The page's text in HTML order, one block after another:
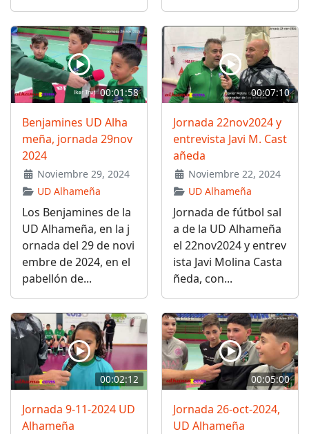
00:01:58
Benjamines UD Alha
meña, jornada 29nov
2024
Noviembre 29, 2024
UD Alhameña
Los Benjamines de la
UD Alhameña, en la j
ornada del 29 de novi
embre de 2024, en el
pabellón de...
00:07:10
Jornada 22nov2024 y
entrevista Javi M. Cast
añeda
Noviembre 22, 2024
UD Alhameña
Jornada de fútbol sal
a de la UD Alhameña
el 22nov2024 y entrev
ista Javi Molina Casta
ñeda, con...
00:02:12
Jornada 9-11-2024 UD
Alhameña
00:05:00
Jornada 26-oct-2024,
UD Alhameña